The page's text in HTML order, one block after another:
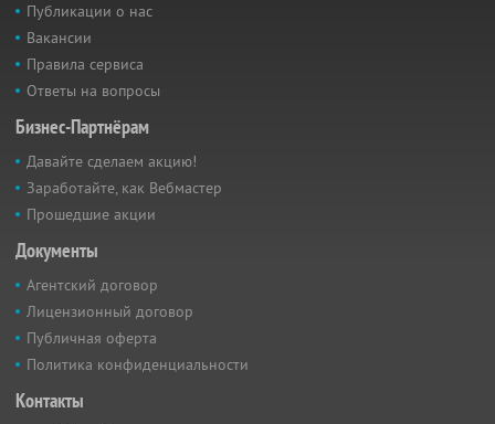
Публикации о нас
Вакансии
Правила сервиса
Ответы на вопросы
Бизнес-Партнёрам
Давайте сделаем акцию!
Заработайте, как Вебмастер
Прошедшие акции
Документы
Агентский договор
Лицензионный договор
Публичная оферта
Политика конфиденциальности
Контакты